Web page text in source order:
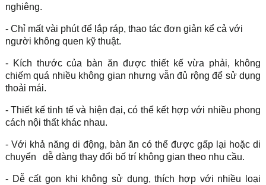
nghiêng.
- Chỉ mất vài phút để lắp ráp, thao tác đơn giản kể cả với
người không quen kỹ thuật.
- Kích thước của bàn ăn được thiết kế vừa phải, không
chiếm quá nhiều không gian nhưng vẫn đủ rộng để sử dụng
thoải mái.
- Thiết kế tinh tế và hiện đại, có thể kết hợp với nhiều phong
cách nội thất khác nhau.
- Với khả năng di động, bàn ăn có thể được gấp lại hoặc di
chuyển
dễ dàng thay đổi bố trí không gian theo nhu cầu.
- Dễ cất gọn khi không sử dụng, thích hợp với nhiều loại